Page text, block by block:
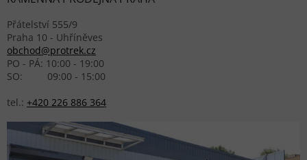
Přátelství 555/9
Praha 10 - Uhříněves
obchod@protrek.cz
PO - PÁ: 10:00 - 19:00
SO: 09:00 - 15:00
tel.: +420 226 886 364